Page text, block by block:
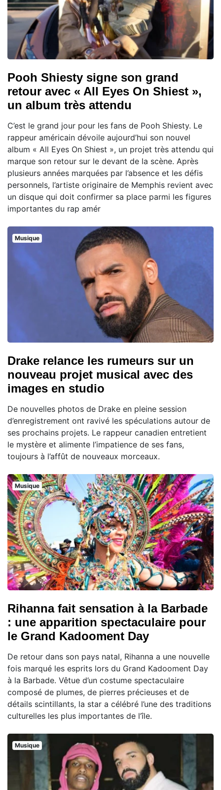
Pooh Shiesty signe son grand
retour avec « All Eyes On Shiest »,
un album très attendu
C’est le grand jour pour les fans de Pooh Shiesty. Le
rappeur américain dévoile aujourd’hui son nouvel
album « All Eyes On Shiest », un projet très attendu qui
marque son retour sur le devant de la scène. Après
plusieurs années marquées par l’absence et les défis
personnels, l’artiste originaire de Memphis revient avec
un disque qui doit confirmer sa place parmi les figures
importantes du rap amér
Musique
Drake relance les rumeurs sur un
nouveau projet musical avec des
images en studio
De nouvelles photos de Drake en pleine session
d’enregistrement ont ravivé les spéculations autour de
ses prochains projets. Le rappeur canadien entretient
le mystère et alimente l’impatience de ses fans,
toujours à l’affût de nouveaux morceaux.
Musique
Rihanna fait sensation à la Barbade
: une apparition spectaculaire pour
le Grand Kadooment Day
De retour dans son pays natal, Rihanna a une nouvelle
fois marqué les esprits lors du Grand Kadooment Day
à la Barbade. Vêtue d’un costume spectaculaire
composé de plumes, de pierres précieuses et de
détails scintillants, la star a célébré l’une des traditions
culturelles les plus importantes de l’île.
Musique